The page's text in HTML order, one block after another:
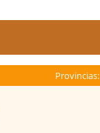
Provincias: